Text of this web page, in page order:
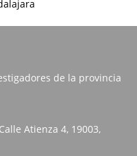
de la provincia
Atienza 4, 19003,